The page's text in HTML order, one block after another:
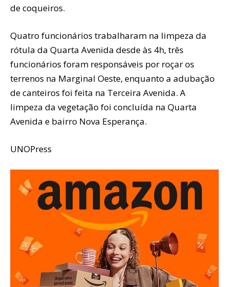
de coqueiros.
Quatro funcionários trabalharam na limpeza da
rótula da Quarta Avenida desde às 4h, três
funcionários foram responsáveis por roçar os
terrenos na Marginal Oeste, enquanto a adubação
de canteiros foi feita na Terceira Avenida. A
limpeza da vegetação foi concluída na Quarta
Avenida e bairro Nova Esperança.
UNOPress